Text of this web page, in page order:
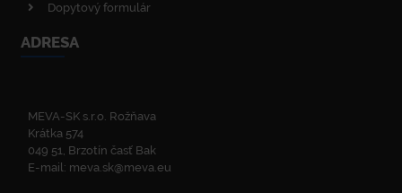
Dopytový formulár
ADRESA
MEVA-SK s.r.o. Rožňava
Krátka 574
049 51, Brzotín časť Bak
E-mail: meva.sk@meva.eu